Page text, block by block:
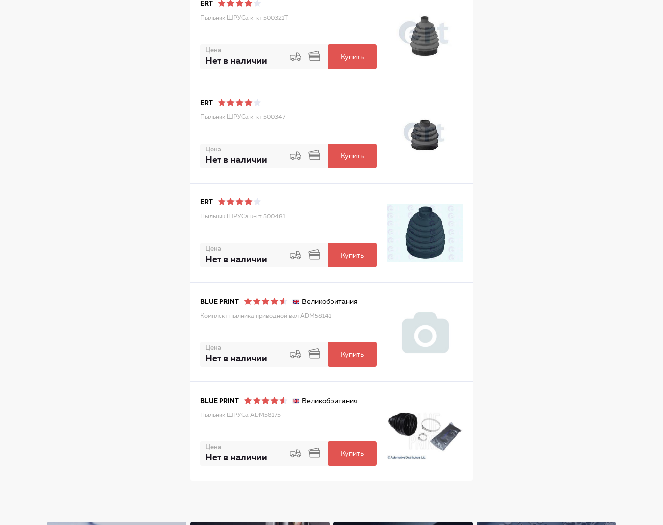
ERT
Пыльник ШРУСа к-кт 500321T
Цена
Нет в наличии Купить
ERT
Пыльник ШРУСа к-кт 500347
Цена
Нет в наличии Купить
ERT
Пыльник ШРУСа к-кт 500481
Цена
Нет в наличии Купить
BLUE PRINT Великобритания
Комплект пылника приводной вал ADM58141
Цена
Нет в наличии Купить
BLUE PRINT Великобритания
Пыльник ШРУСа ADM58175
Цена
Нет в наличии Купить